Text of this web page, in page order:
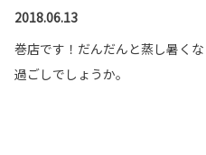
2018.06.13
巻店です！だんだんと蒸し暑く
過ごしでしょうか。